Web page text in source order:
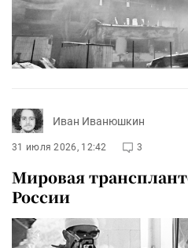
Иван Иванюшкин
31 июля 2026, 12:42 3
Мировая
России